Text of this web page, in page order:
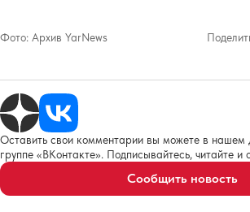
Фото: Архив YarNews
Оставить свои комментарии вы можете в нашем
группе «ВКонтакте». Подписывайтесь, читайте и
Сообщить новость